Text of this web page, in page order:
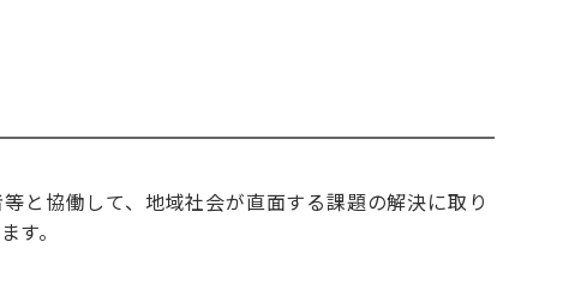
と協働して、地域社会が直面する課題の解決に取り
す。